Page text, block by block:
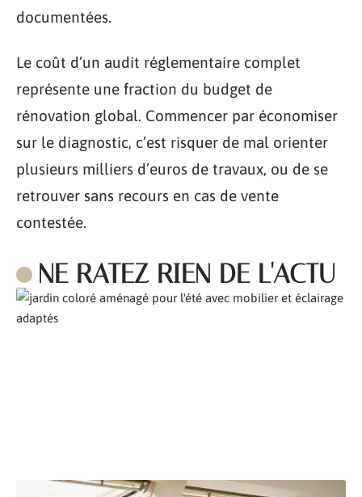
documentées.
Le coût d’un audit réglementaire complet
représente une fraction du budget de
rénovation global. Commencer par économiser
sur le diagnostic, c’est risquer de mal orienter
plusieurs milliers d’euros de travaux, ou de se
retrouver sans recours en cas de vente
contestée.
NE RATEZ RIEN DE L'ACTU